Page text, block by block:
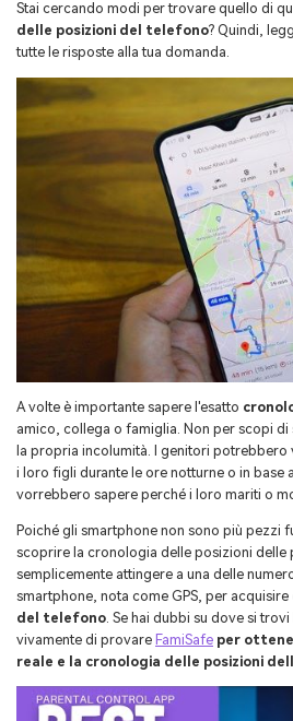
Filmstock
Effetti video, musica e altro.
Tutti i prodotti
Video
Panoramica
Esplora
Panoramica
Unisci File PDF
Modelli di PDF
FamiSafe
Controllo parentale e monitoraggio.
MobileTrans
Trasferimento dati mobile.
Ripristino video corrotto.
Tutti i prodotti
Panoramica
Riparazione Video
Trasferisci Whatsapp
Location Tracker
Supporto
ACCEDI
Scopri di più >
Manuele d'uso
Scarica
Stai cercando modi per trovare quello di
delle posizioni del telefono? Quindi,
tutte le risposte alla tua domanda.
A volte è importante sapere l'esatto
amico, collega o famiglia. Non per scopi
la propria incolumità. I genitori potrebbero
i loro figli durante le ore notturne o in base
vorrebbero sapere perché i loro mariti o
Poiché gli smartphone non sono più pezzi
scoprire la cronologia delle posizioni delle
semplicemente attingere a una delle
smartphone, nota come GPS, per acquisire
del telefono . Se hai dubbi su dove si
vivamente di provare FamiSafe per
reale e la cronologia delle posizioni